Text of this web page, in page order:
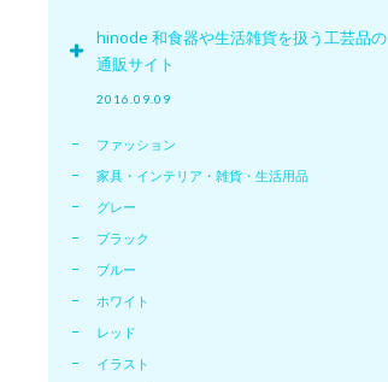
hinode 和食器や生活雑貨を扱う工芸品の
通販サイト
2016.09.09
ファッション
家具・インテリア・雑貨・生活用品
グレー
ブラック
ブルー
ホワイト
レッド
イラスト